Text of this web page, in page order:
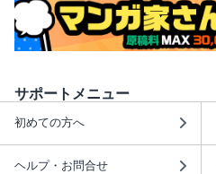
サポートメニュー
初めての方へ
ヘルプ・お問合せ